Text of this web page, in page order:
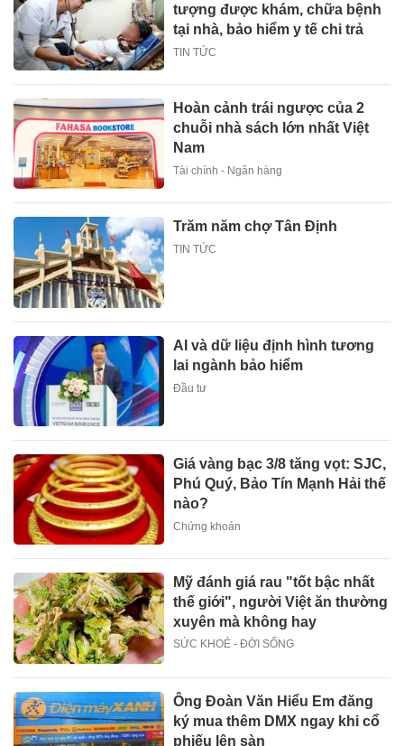
tượng được khám, chữa bệnh
tại nhà, bảo hiểm y tế chi trả
TIN TỨC
Hoàn cảnh trái ngược của 2
chuỗi nhà sách lớn nhất Việt
Nam
Tài chính - Ngân hàng
Trăm năm chợ Tân Định
TIN TỨC
AI và dữ liệu định hình tương
lai ngành bảo hiểm
Đầu tư
Giá vàng bạc 3/8 tăng vọt: SJC,
Phú Quý, Bảo Tín Mạnh Hải thế
nào?
Chứng khoán
Mỹ đánh giá rau "tốt bậc nhất
thế giới", người Việt ăn thường
xuyên mà không hay
SỨC KHOẺ - ĐỜI SỐNG
Ông Đoàn Văn Hiểu Em đăng
ký mua thêm DMX ngay khi cổ
phiếu lên sàn